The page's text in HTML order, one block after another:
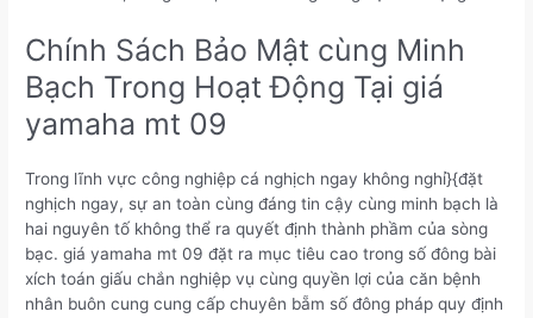
Chính Sách Bảo Mật cùng Minh
Bạch Trong Hoạt Động Tại giá
yamaha mt 09
Trong lĩnh vực công nghiệp cá nghịch ngay không nghỉ}{đặt
nghịch ngay, sự an toàn cùng đáng tin cậy cùng minh bạch là
hai nguyên tố không thể ra quyết định thành phầm của sòng
bạc. giá yamaha mt 09 đặt ra mục tiêu cao trong số đông bài
xích toán giấu chắn nghiệp vụ cùng quyền lợi của căn bệnh
nhân buôn cung cung cấp chuyên bẵm số đông pháp quy định